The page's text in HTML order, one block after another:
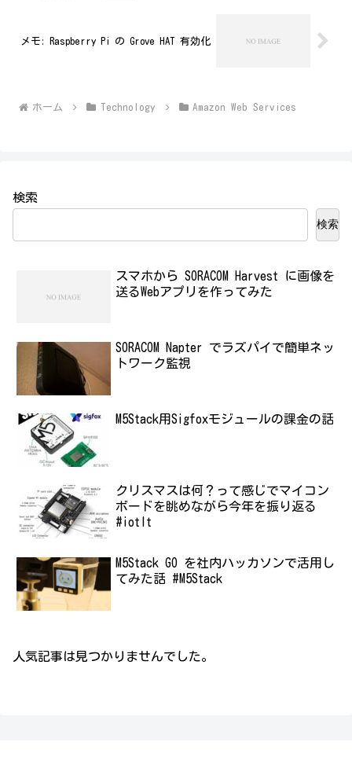
メモ: Raspberry Pi の Grove HAT 有効化
ホーム Technology Amazon Web Services
検索
検索
スマホから SORACOM Harvest に画像を
送るWebアプリを作ってみた
SORACOM Napter でラズパイで簡単ネッ
トワーク監視
M5Stack用Sigfoxモジュールの課金の話
クリスマスは何？って感じでマイコン
ボードを眺めながら今年を振り返る
#iotlt
M5Stack GO を社内ハッカソンで活用し
てみた話 #M5Stack
人気記事は見つかりませんでした。